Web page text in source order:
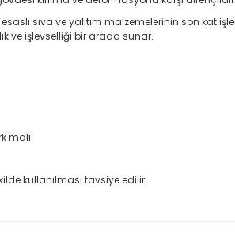
sıva ve yalıtım malzemelerinin son kat
ve işlevselliği bir arada sunar.
malı
kullanılması tavsiye edilir.